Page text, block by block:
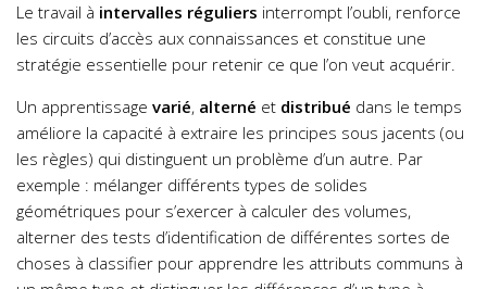
Le travail à intervalles réguliers interrompt l’oubli, renforce
les circuits d’accès aux connaissances et constitue une
stratégie essentielle pour retenir ce que l’on veut acquérir.
Un apprentissage varié, alterné et distribué dans le temps
améliore la capacité à extraire les principes sous jacents (ou
les règles) qui distinguent un problème d’un autre. Par
exemple : mélanger différents types de solides
géométriques pour s’exercer à calculer des volumes,
alterner des tests d’identification de différentes sortes de
choses à classifier pour apprendre les attributs communs à